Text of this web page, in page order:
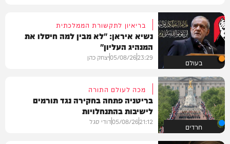
בעולם
בריאיון לתקשורת הממלכתית
נשיא איראן: "לא מבין למה חיסלו את
המנהיג העליון"
23:29
05/08/26יצחק כהן
חרדים
מכה לעולם התורה
בריטניה פתחה בחקירה נגד תורמים
לישיבות בהתנחלויות
21:12
05/08/26דודי סגל